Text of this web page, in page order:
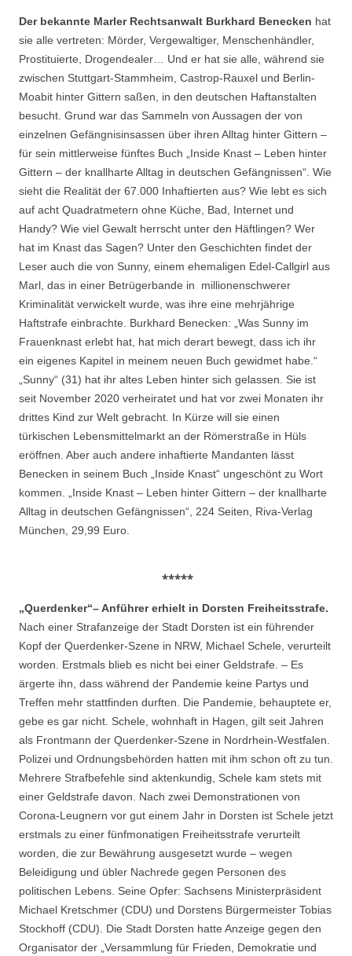
Der bekannte Marler Rechtsanwalt Burkhard Benecken hat
sie alle vertreten: Mörder, Vergewaltiger, Menschenhändler,
Prostituierte, Drogendealer… Und er hat sie alle, während sie
zwischen Stuttgart-Stammheim, Castrop-Rauxel und Berlin-
Moabit hinter Gittern saßen, in den deutschen Haftanstalten
besucht. Grund war das Sammeln von Aussagen der von
einzelnen Gefängnisinsassen über ihren Alltag hinter Gittern –
für sein mittlerweise fünftes Buch „Inside Knast – Leben hinter
Gittern – der knallharte Alltag in deutschen Gefängnissen“. Wie
sieht die Realität der 67.000 Inhaftierten aus? Wie lebt es sich
auf acht Quadratmetern ohne Küche, Bad, Internet und
Handy? Wie viel Gewalt herrscht unter den Häftlingen? Wer
hat im Knast das Sagen? Unter den Geschichten findet der
Leser auch die von Sunny, einem ehemaligen Edel-Callgirl aus
Marl, das in einer Betrügerbande in millionenschwerer
Kriminalität verwickelt wurde, was ihre eine mehrjährige
Haftstrafe einbrachte. Burkhard Benecken: „Was Sunny im
Frauenknast erlebt hat, hat mich derart bewegt, dass ich ihr
ein eigenes Kapitel in meinem neuen Buch gewidmet habe.“
„Sunny“ (31) hat ihr altes Leben hinter sich gelassen. Sie ist
seit November 2020 verheiratet und hat vor zwei Monaten ihr
drittes Kind zur Welt gebracht. In Kürze will sie einen
türkischen Lebensmittelmarkt an der Römerstraße in Hüls
eröffnen. Aber auch andere inhaftierte Mandanten lässt
Benecken in seinem Buch „Inside Knast“ ungeschönt zu Wort
kommen. „Inside Knast – Leben hinter Gittern – der knallharte
Alltag in deutschen Gefängnissen“, 224 Seiten, Riva-Verlag
München, 29,99 Euro.
*****
„Querdenker“– Anführer erhielt in Dorsten Freiheitsstrafe.
Nach einer Strafanzeige der Stadt Dorsten ist ein führender
Kopf der Querdenker-Szene in NRW, Michael Schele, verurteilt
worden. Erstmals blieb es nicht bei einer Geldstrafe. – Es
ärgerte ihn, dass während der Pandemie keine Partys und
Treffen mehr stattfinden durften. Die Pandemie, behauptete er,
gebe es gar nicht. Schele, wohnhaft in Hagen, gilt seit Jahren
als Frontmann der Querdenker-Szene in Nordrhein-Westfalen.
Polizei und Ordnungsbehörden hatten mit ihm schon oft zu tun.
Mehrere Strafbefehle sind aktenkundig, Schele kam stets mit
einer Geldstrafe davon. Nach zwei Demonstrationen von
Corona-Leugnern vor gut einem Jahr in Dorsten ist Schele jetzt
erstmals zu einer fünfmonatigen Freiheitsstrafe verurteilt
worden, die zur Bewährung ausgesetzt wurde – wegen
Beleidigung und übler Nachrede gegen Personen des
politischen Lebens. Seine Opfer: Sachsens Ministerpräsident
Michael Kretschmer (CDU) und Dorstens Bürgermeister Tobias
Stockhoff (CDU). Die Stadt Dorsten hatte Anzeige gegen den
Organisator der „Versammlung für Frieden, Demokratie und